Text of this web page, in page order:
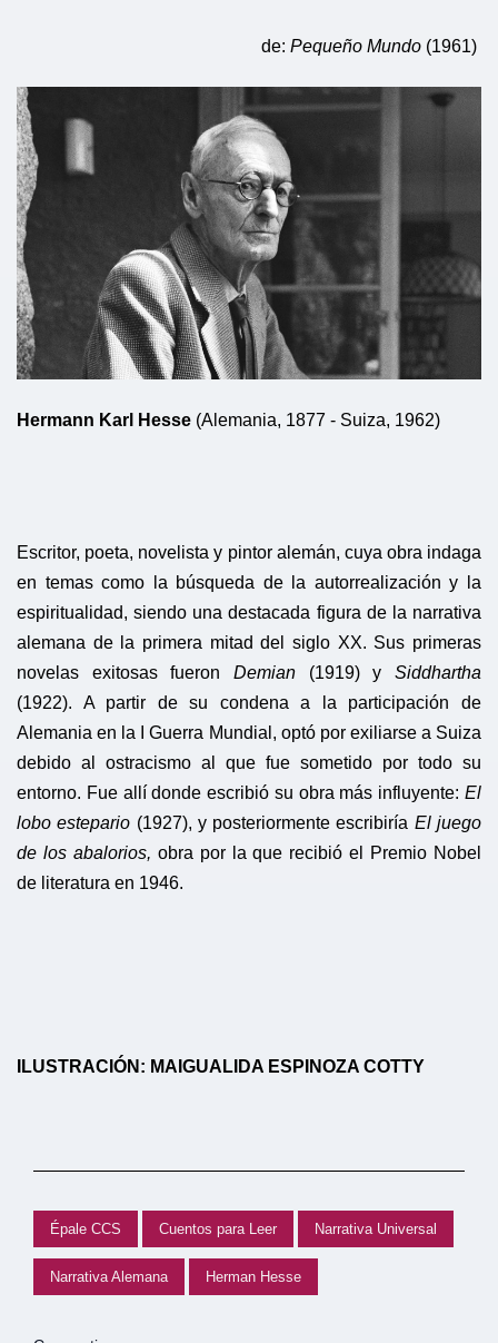
de: Pequeño Mundo (1961)
Hermann Karl Hesse (Alemania, 1877 - Suiza, 1962)
Escritor, poeta, novelista y pintor alemán, cuya obra indaga
en temas como la búsqueda de la autorrealización y la
espiritualidad, siendo una destacada figura de la narrativa
alemana de la primera mitad del siglo XX. Sus primeras
novelas exitosas fueron Demian (1919) ySiddhartha
(1922). A partir de su condena a la participación de
Alemania en la I Guerra Mundial, optó por exiliarse a Suiza
debido al ostracismo al que fue sometido por todo su
entorno. Fue allí donde escribió su obra más influyente: El
lobo estepario (1927), y posteriormente escribiría El juego
de los abalorios, obra por la que recibió el Premio Nobel
de literatura en 1946.
ILUSTRACIÓN: MAIGUALIDA ESPINOZA COTTY
Épale CCS Cuentos para Leer Narrativa Universal
Narrativa Alemana Herman Hesse